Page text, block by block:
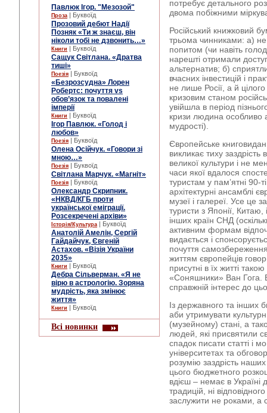
Павлюк Ігор. "Мезозой"
Проза | Буквоїд
Прозовий дебют Надії
Позняк «Ти ж знаєш, він
ніколи тобі не дзвонить…»
Книги | Буквоїд
Сащук Світлана. «Дратва
тиші»
Поезія | Буквоїд
«Безрозсудна» Лорен
Робертс: почуття vs
обов’язок та повалені
імперії
Книги | Буквоїд
Ігор Павлюк. «Голод і
любов»
Поезія | Буквоїд
Олена Осійчук. «Говори зі
мною…»
Поезія | Буквоїд
Світлана Марчук. «Магніт»
Поезія | Буквоїд
Олександр Скрипник.
«НКВД/КГБ проти
української еміграції.
Розсекречені архіви»
Історія/Культура | Буквоїд
Анатолій Амелін, Сергій
Гайдайчук, Євгеній
Астахов. «Візія України
2035»
Книги | Буквоїд
Дебра Сільверман. «Я не
вірю в астрологію. Зоряна
мудрість, яка змінює
життя»
Книги | Буквоїд
Всі новинки
потребує детального
двома побіжними
Російський книжковий
трьома чинниками: а)
попитом (чи навіть
нарешті отримали
альтернатив; б)
вчасних інвестицій і
не лише Росії, а й
кризовим станом
увійшла в період
кризи людина особливо
мудрості).
Європейське
викликає тиху заздрість
великої культури і не
часи якої вдалося
туристам у пам’ятні 90-
архітектурні ансамблі
музеї і галереї. Усе це
туристи з Японії,
інших країн СНД
активним формам
видається і
почуття
життям європейців
присутні в їх житті
«Соняшники» Ван Гога.
справжній інтерес до
Із державного та інших
аби утримувати
(музейному) стані, а
людей, які присвятили
спадок писати статті і
університетах та
розумію заздрість
цього бюджетного
вдієш – немає в Україні
традицій, ні
заслужити не роками, а